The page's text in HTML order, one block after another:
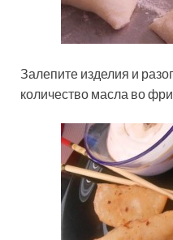
Залепите изделия и
количество масла во